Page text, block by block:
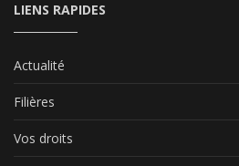
LIENS RAPIDES
Actualité
Filières
Vos droits